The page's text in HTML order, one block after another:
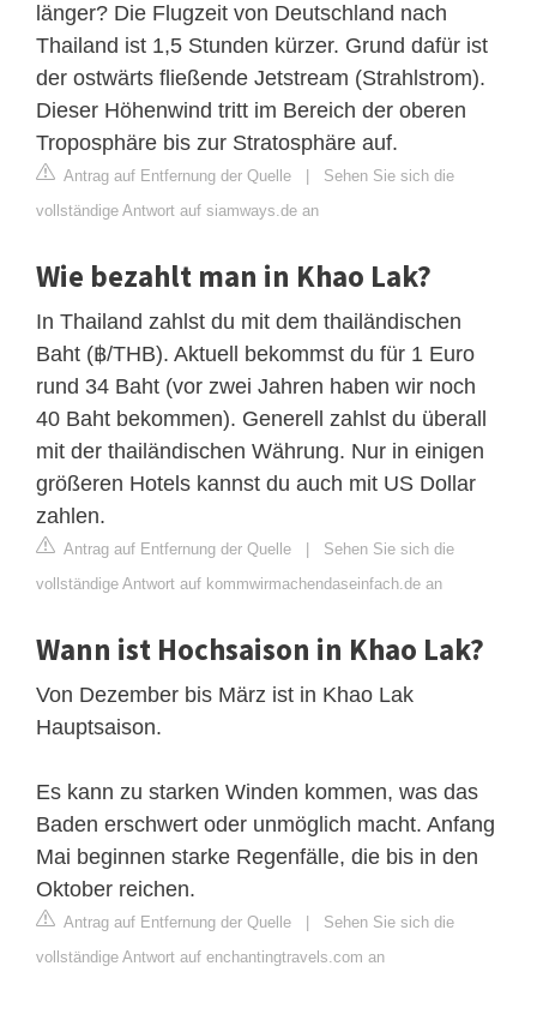
länger? Die Flugzeit von Deutschland nach
Thailand ist 1,5 Stunden kürzer. Grund dafür ist
der ostwärts fließende Jetstream (Strahlstrom).
Dieser Höhenwind tritt im Bereich der oberen
Troposphäre bis zur Stratosphäre auf.
Antrag auf Entfernung der Quelle | Sehen Sie sich die
vollständige Antwort auf siamways.de an
Wie bezahlt man in Khao Lak?
In Thailand zahlst du mit dem thailändischen
Baht (฿/THB). Aktuell bekommst du für 1 Euro
rund 34 Baht (vor zwei Jahren haben wir noch
40 Baht bekommen). Generell zahlst du überall
mit der thailändischen Währung. Nur in einigen
größeren Hotels kannst du auch mit US Dollar
zahlen.
Antrag auf Entfernung der Quelle | Sehen Sie sich die
vollständige Antwort auf kommwirmachendaseinfach.de an
Wann ist Hochsaison in Khao Lak?
Von Dezember bis März ist in Khao Lak
Hauptsaison.
Es kann zu starken Winden kommen, was das
Baden erschwert oder unmöglich macht. Anfang
Mai beginnen starke Regenfälle, die bis in den
Oktober reichen.
Antrag auf Entfernung der Quelle | Sehen Sie sich die
vollständige Antwort auf enchantingtravels.com an